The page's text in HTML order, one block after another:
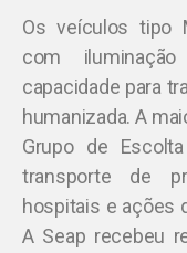
Os veículos tipo
com
capacidade para
humanizada. A
Grupo de
transporte de
hospitais e ações
A Seap recebeu